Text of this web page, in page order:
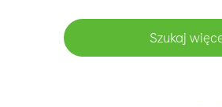
Szukaj